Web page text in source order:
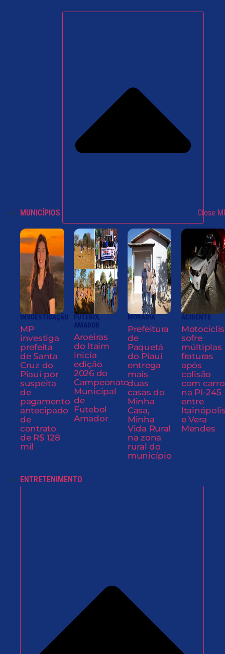
MUNICÍPIOS Close
INVGESTIGAÇÃO
MP
investiga
prefeita
de Santa
Cruz do
Piauí por
suspeita
de
pagamento
antecipado
de
contrato
de R$ 128
mil
FUTEBOL
AMADOR
Aroeiras
do Itaim
inicia
edição
2026 do
Campeonato
Municipal
de
Futebol
Amador
MORADIA
Prefeitura
de
Paquetá
do Piauí
entrega
mais
duas
casas do
Minha
Casa,
Minha
Vida Rural
na zona
rural do
município
ACIDENTE
sofre
múltiplas
fraturas
após
colisão
com carro
na PI-245
entre
e Vera
Mendes
ENTRETENIMENTO